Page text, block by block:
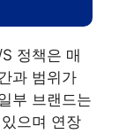
정책은 매
과 범위가
부 브랜드는
으며 연장